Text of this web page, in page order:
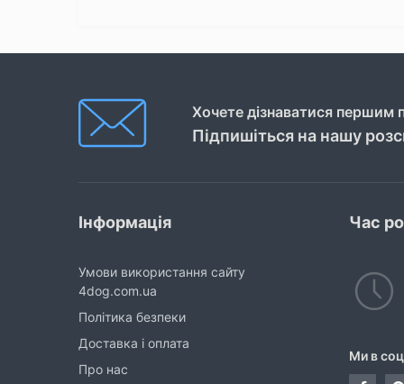
Хочете дізнаватися першим
Підпишіться на нашу
Інформація
Умови використання сайту
4dog.com.ua
Політика безпеки
Доставка і оплата
Про нас
Час
Ми в